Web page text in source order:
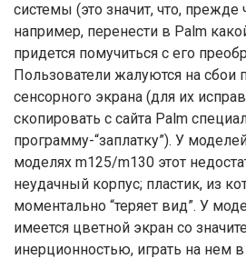
системы (это значит, что,
например, перенести в Palm
придется помучиться с его
Пользователи жалуются на сбои
сенсорного экрана (для их
скопировать с сайта Palm
программу-“заплатку”). У
моделях m125/m130 этот
неудачный корпус; пластик, из
моментально “теряет вид”. У
имеется цветной экран со
инерционностью, играть на нем